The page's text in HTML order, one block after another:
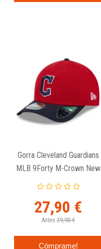
Gorra Cleveland Guardians
MLB 9Forty M-Crown New
Era
27,90 €
Antes 29,90 €
Cómprame!